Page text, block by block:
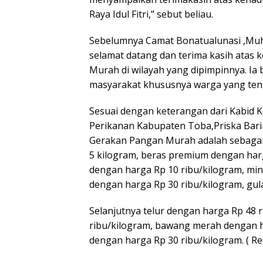
Raya Idul Fitri,” sebut beliau.
Sebelumnya Camat Bonatualunasi
selamat datang dan terima kasih atas
Murah di wilayah yang dipimpinnya.
masyarakat khususnya warga yang
Sesuai dengan keterangan dari Kabid
Perikanan Kabupaten Toba,Priska
Gerakan Pangan Murah adalah
5 kilogram, beras premium dengan
dengan harga Rp 10 ribu/kilogram,
dengan harga Rp 30 ribu/kilogram,
Selanjutnya telur dengan harga Rp 48
ribu/kilogram, bawang merah dengan
dengan harga Rp 30 ribu/kilogram. (